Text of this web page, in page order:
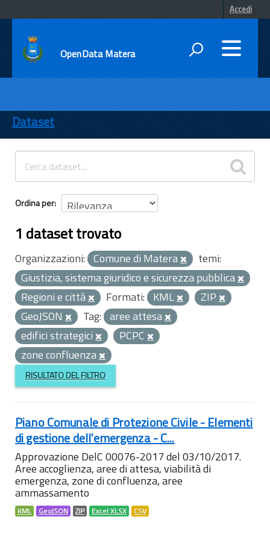
Accedi
OpenData Matera
ENTI
TEMI
INFORMAZIONI
Dataset
Ordina per
1 dataset trovato
Organizzazioni: Comune di Matera
temi:
Giustizia, sistema giuridico e sicurezza pubblica
Regioni e città
Formati: KML
ZIP
GeoJSON
Tag: aree attesa
edifici strategici
PCPC
zone confluenza
RISULTATO DEL FILTRO
Piano Comunale di Protezione Civile - Elementi
di gestione dell'emergenza - C...
Approvazione DelC 00076-2017 del 03/10/2017.
Aree accoglienza, aree di attesa, viabilità di
emergenza, zone di confluenza, aree
ammassamento
KML GeoJSON ZIP Excel XLSX CSV